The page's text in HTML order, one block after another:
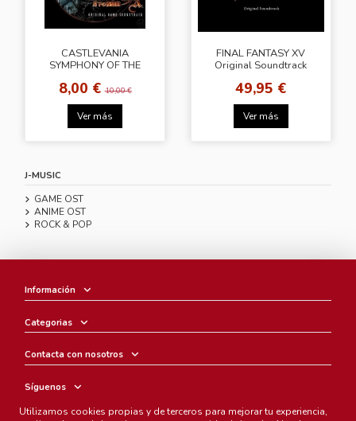
CASTLEVANIA
SYMPHONY OF THE
8,00 €10,00 €
Ver más
FINAL FANTASY XV
Original Soundtrack
49,95 €
Ver más
J-MUSIC
GAME OST
ANIME OST
ROCK & POP
Información
Categorias
Contacta con nosotros
Síguenos
Utilizamos cookies propias y de terceros para mejorar tu experiencia,